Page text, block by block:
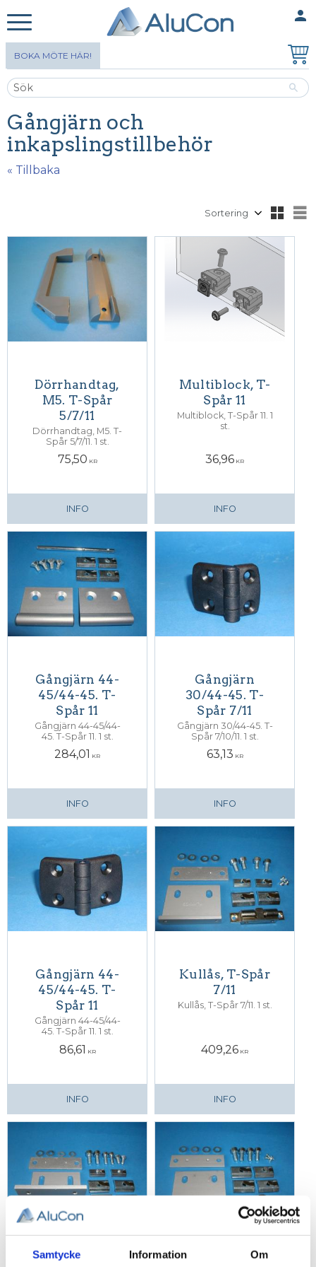
Samtycke Information Om
person
BOKA MÖTE HÄR!
Gångjärn och
inkapslingstillbehör
« Tillbaka
Dörrhandtag,
M5. T-Spår
5/7/11
Dörrhandtag, M5. T-
Spår 5/7/11. 1 st.
75,50 KR
INFO
Multiblock, T-
Spår 11
Multiblock, T-Spår 11. 1
st.
36,96 KR
INFO
Gångjärn 44-
45/44-45. T-
Spår 11
Gångjärn 44-45/44-
45. T-Spår 11. 1 st.
284,01 KR
INFO
Gångjärn
30/44-45. T-
Spår 7/11
Gångjärn 30/44-45. T-
Spår 7/10/11. 1 st.
63,13 KR
INFO
Gångjärn 44-
45/44-45. T-
Spår 11
Gångjärn 44-45/44-
45. T-Spår 11. 1 st.
86,61 KR
INFO
Kullås, T-Spår
7/11
Kullås, T-Spår 7/11. 1 st.
409,26 KR
INFO